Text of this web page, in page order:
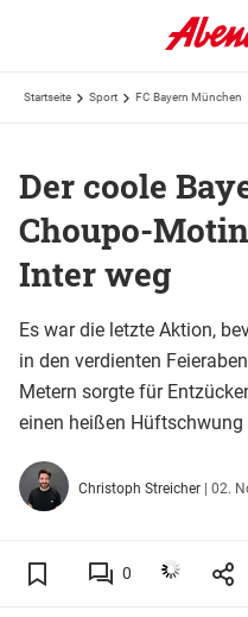
Startseite Sport FC Bayern München
Der coole
Choupo-
Inter weg
Es war die letzte Aktion,
in den verdienten
Metern sorgte für
einen heißen
Christoph Streicher | 02.
0